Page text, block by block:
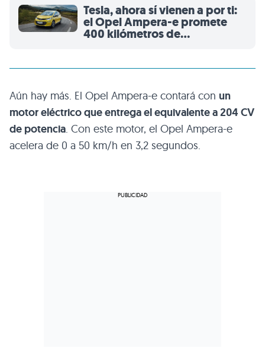
Tesla, ahora sí vienen a por ti:
el Opel Ampera-e promete
400 kilómetros de
Aún hay más. El Opel Ampera-e contará con un
motor eléctrico que entrega el equivalente a 204 CV
de potencia. Con este motor, el Opel Ampera-e
acelera de 0 a 50 km/h en 3,2 segundos.